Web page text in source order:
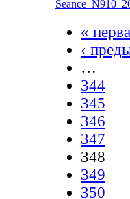
«
‹
…
344
345
346
347
348
349
350